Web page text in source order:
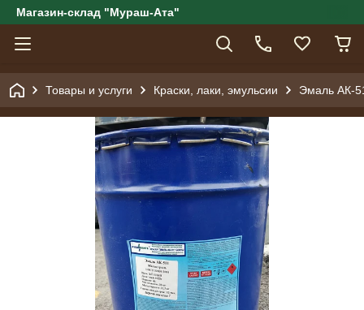
Магазин-склад "Мураш-Ата"
Товары и услуги Краски, лаки, эмульсии Эмаль АК-